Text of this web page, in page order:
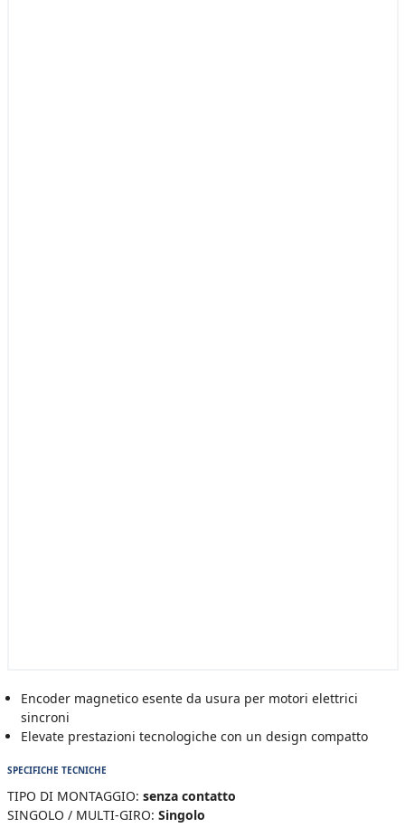
Encoder magnetico esente da usura per motori elettrici
sincroni
Elevate prestazioni tecnologiche con un design compatto
SPECIFICHE TECNICHE
TIPO DI MONTAGGIO: senza contatto
SINGOLO / MULTI-GIRO: Singolo